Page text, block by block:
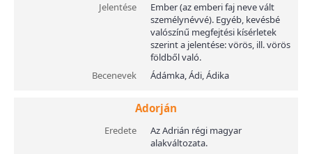
Jelentése
Ember (az emberi faj neve vált
személynévvé). Egyéb, kevésbé
valószínű megfejtési kísérletek
szerint a jelentése: vörös, ill. vörös
földből való.
Becenevek
Ádámka, Ádi, Ádika
Adorján
Eredete
Az Adrián régi magyar
alakváltozata.